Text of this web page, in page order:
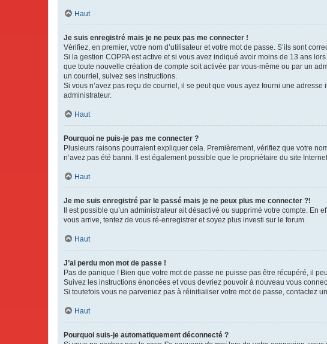
Haut
Je suis enregistré mais je ne peux pas me connecter !
Vérifiez, en premier, votre nom d’utilisateur et votre mot de passe. S’ils sont
Si la gestion COPPA est active et si vous avez indiqué avoir moins de 13 ans
que toute nouvelle création de compte soit activée par vous-même ou par un
un courriel, suivez ses instructions.
Si vous n’avez pas reçu de courriel, il se peut que vous ayez fourni une
administrateur.
Haut
Pourquoi ne puis-je pas me connecter ?
Plusieurs raisons pourraient expliquer cela. Premièrement, vérifiez que votre
n’avez pas été banni. Il est également possible que le propriétaire du site
Haut
Je me suis enregistré par le passé mais je ne peux plus me connecter ?!
Il est possible qu’un administrateur ait désactivé ou supprimé votre compte.
vous arrive, tentez de vous ré-enregistrer et soyez plus investi sur le forum.
Haut
J’ai perdu mon mot de passe !
Pas de panique ! Bien que votre mot de passe ne puisse pas être récupéré, il
Suivez les instructions énoncées et vous devriez pouvoir à nouveau vous
Si toutefois vous ne parveniez pas à réinitialiser votre mot de passe, contactez
Haut
Pourquoi suis-je automatiquement déconnecté ?